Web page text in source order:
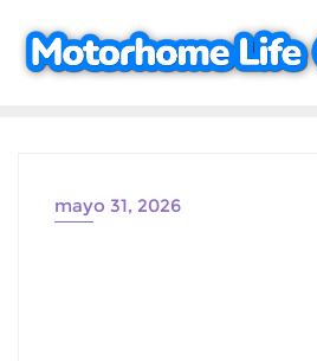
contenido
mayo 31, 2026